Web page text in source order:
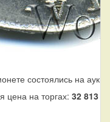
состоялись на
цена на торгах: 32 813